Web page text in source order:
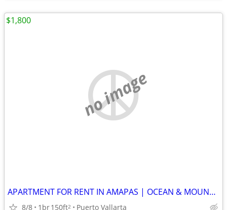
no image
APARTMENT FOR RENT IN AMAPAS | OCEAN & MOUNTAIN VIEWS
8/8 1br150ft2 Puerto Vallarta
$1,800